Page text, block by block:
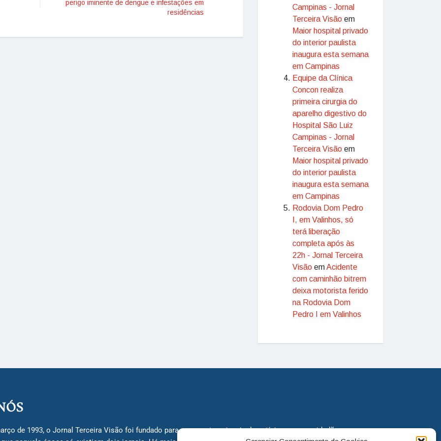
perigo iminente de dengue e infestações em
residências
Campinas - Jornal
Terceira Visão em
Maior hospital privado
do interior paulista
inaugura esta semana
em Campinas
Equipe da Clínica
Concon realiza
primeira cirurgia do
aparelho digestivo do
Hospital São Luiz
Campinas - Jornal
Terceira Visão em
Maior hospital privado
do interior paulista
inaugura esta semana
em Campinas
Rodovia Dom Pedro
I, em Valinhos, só
terá liberação
completa após às
22h - Jornal Terceira
Visão emAcidente
com caminhão bitrem
deixa motorista ferido
na Rodovia Dom
Pedro I em Valinhos
de 1993, o Jornal Terceira Visão foi fundado para ser uma terceira via de notícias para os cidadãos